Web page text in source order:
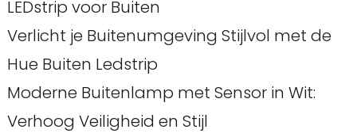
LEDstrip voor Buiten
Verlicht je Buitenumgeving Stijlvol met de
Hue Buiten Ledstrip
Moderne Buitenlamp met Sensor in Wit:
Verhoog Veiligheid en Stijl